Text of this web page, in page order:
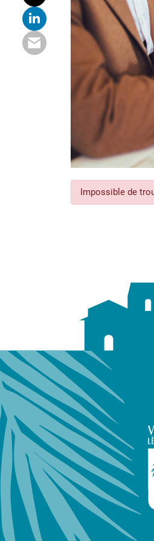
Impossible de